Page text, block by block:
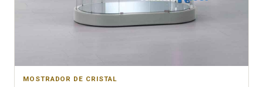
MOSTRADOR DE CRISTAL